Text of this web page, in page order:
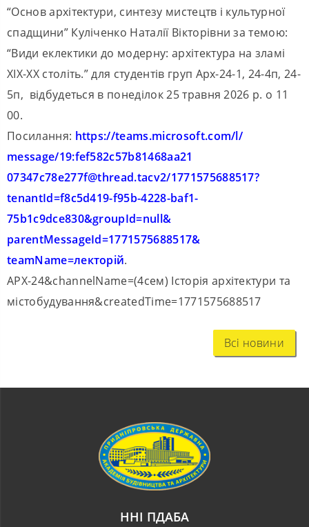
“Основ архітектури, синтезу мистецтв і культурної
спадщини” Куліченко Наталії Вікторівни за темою:
“Види еклектики до модерну: архітектура на зламі
ХІХ-ХХ століть.” для студентів груп Арх-24-1, 24-4п, 24-
5п, відбудеться в понеділок 25 травня 2026 р. о 11
00.
Посилання: https://teams.microsoft.com/l/
message/19:fef582c57b81468aa21
07347c78e277f@thread.tacv2/1771575688517?
tenantId=f8c5d419-f95b-4228-baf1-
75b1c9dce830&groupId=null&
parentMessageId=1771575688517&
teamName=лекторій.
АРХ-24&channelName=(4сем) Історія архітектури та
містобудування&createdTime=1771575688517
Всі новини
ННІ ПДАБА